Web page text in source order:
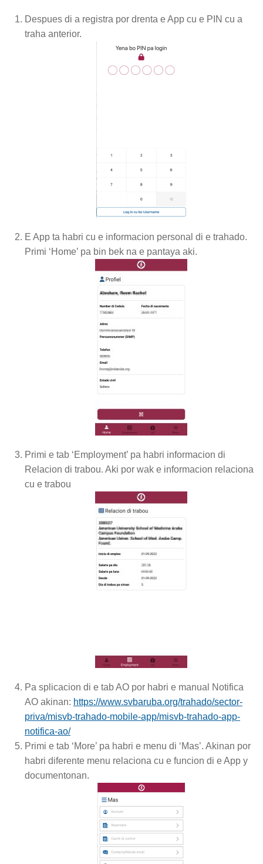
Despues di a registra por drenta e App cu e PIN cu a
traha anterior.
E App ta habri cu e informacion personal di e trahado.
Primi ‘Home’ pa bin bek na e pantaya aki.
Primi e tab ‘Employment’ pa habri informacion di
Relacion di trabou. Aki por wak e informacion relaciona
cu e trabou
Pa splicacion di e tab AO por habri e manual Notifica
AO akinan: https://www.svbaruba.org/trahado/sector-
priva/misvb-trahado-mobile-app/misvb-trahado-app-
notifica-ao/
Primi e tab ‘More’ pa habri e menu di ‘Mas’. Akinan por
habri diferente menu relaciona cu e funcion di e App y
documentonan.